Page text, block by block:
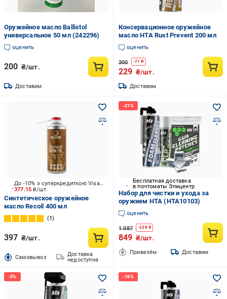
Оружейное масло Ballistol
универсальное 50 мл (242296)
оценить
200 ₴/шт.
Доставим
Консервационное оружейное
масло HTA Rust Prevent 200 мл
оценить
300 -71 ₴
229 ₴/шт.
Доставим
377.15₴/шт.
До -10% з суперкредиткою Visa Вигода
Синтетическое оружейное
масло Recoil 400 мл
1
397 ₴/шт.
Cамовывоз
Доставка
недоступна
Бесплатная доставка
в почтоматы Эпицентр
Набор для чистки и ухода за
оружием HTA (HTA10103)
оценить
1 087 -238₴
849 ₴/шт.
Привезём Доставим